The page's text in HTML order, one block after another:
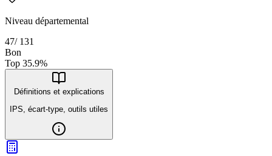
Niveau départemental
47/ 131
Bon
Top 35.9%
Définitions et explications
IPS, écart-type, outils utiles